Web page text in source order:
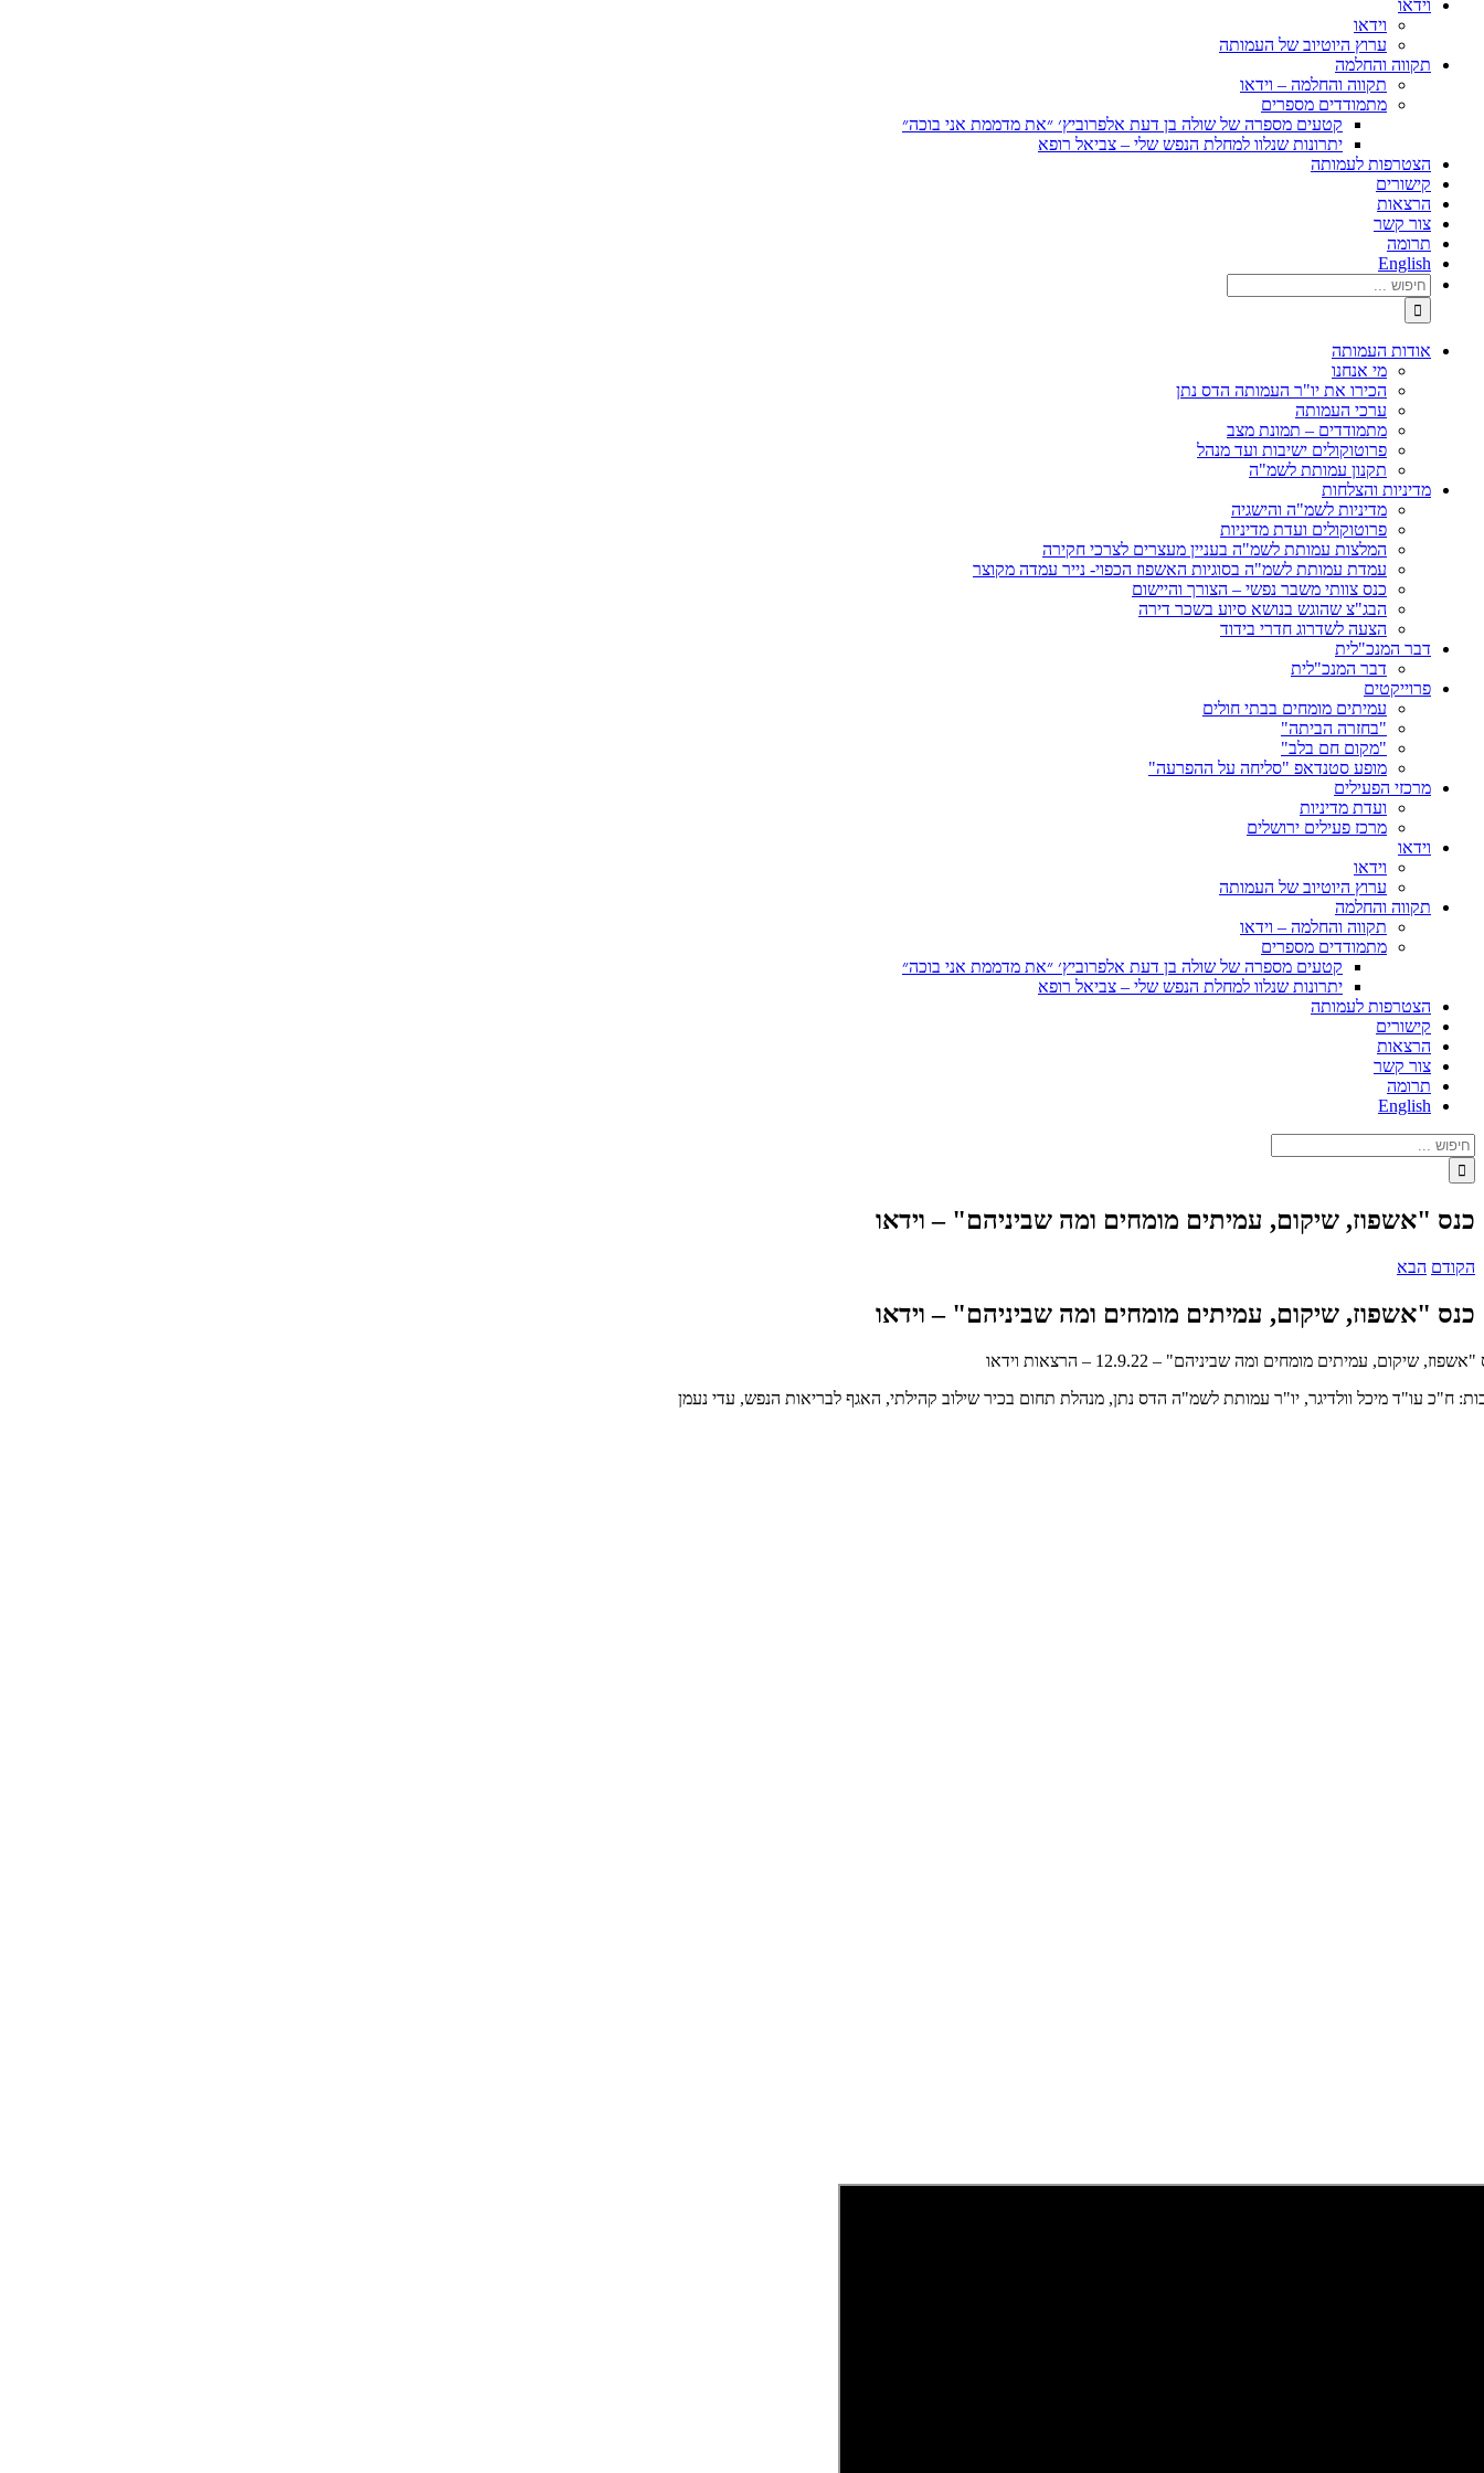
וידאו
וידאו
ערוץ היוטיוב של העמותה
תקווה והחלמה
תקווה והחלמה – וידאו
מתמודדים מספרים
קטעים מספרה של שולה בן דעת אלפרוביץ׳ ״את מדממת אני בוכה״
יתרונות שנלוו למחלת הנפש שלי – צביאל רופא
הצטרפות לעמותה
קישורים
הרצאות
צור קשר
תרומה
English
חיפוש...
אודות העמותה
מי אנחנו
הכירו את יו"ר העמותה הדס נתן
ערכי העמותה
מתמודדים – תמונת מצב
פרוטוקולים ישיבות ועד מנהל
תקנון עמותת לשמ"ה
מדיניות והצלחות
מדיניות לשמ"ה והישגיה
פרוטוקולים ועדת מדיניות
המלצות עמותת לשמ"ה בעניין מעצרים לצרכי חקירה
עמדת עמותת לשמ"ה בסוגיות האשפוז הכפוי- נייר עמדה מקוצר
כנס צוותי משבר נפשי – הצורך והיישום
הבג"צ שהוגש בנושא סיוע בשכר דירה
הצעה לשדרוג חדרי בידוד
דבר המנכ"לית
דבר המנכ"לית
פרוייקטים
עמיתים מומחים בבתי חולים
"בחזרה הביתה"
"מקום חם בלב"
מופע סטנדאפ "סליחה על ההפרעה"
מרכזי הפעילים
ועדת מדיניות
מרכז פעילים ירושלים
וידאו
וידאו
ערוץ היוטיוב של העמותה
תקווה והחלמה
תקווה והחלמה – וידאו
מתמודדים מספרים
קטעים מספרה של שולה בן דעת אלפרוביץ׳ ״את מדממת אני בוכה״
יתרונות שנלוו למחלת הנפש שלי – צביאל רופא
הצטרפות לעמותה
קישורים
הרצאות
צור קשר
תרומה
English
חיפוש...
כנס "אשפוז, שיקום, עמיתים מומחים ומה שביניהם" – וידאו
הקודם הבא
כנס "אשפוז, שיקום, עמיתים מומחים ומה שביניהם" – וידאו
שיקום, עמיתים מומחים ומה שביניהם" – 12.9.22 – הרצאות וידאו
ח"כ עו"ד מיכל וולדיגר, יו"ר עמותת לשמ"ה הדס נתן, מנהלת תחום בכיר שילוב קהילתי, האגף לבריאות הנפש, עדי נעמן